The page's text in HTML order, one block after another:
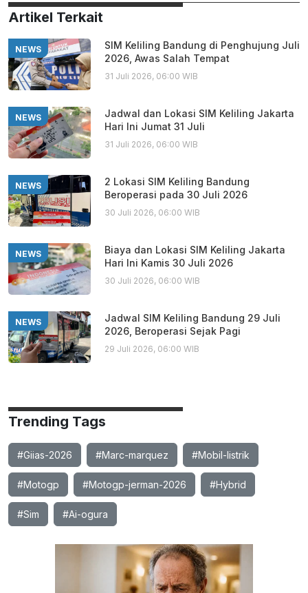
Artikel Terkait
NEWS
SIM Keliling Bandung di Penghujung Juli
2026, Awas Salah Tempat
31 Juli 2026, 06:00 WIB
NEWS
Jadwal dan Lokasi SIM Keliling Jakarta
Hari Ini Jumat 31 Juli
31 Juli 2026, 06:00 WIB
NEWS
2 Lokasi SIM Keliling Bandung
Beroperasi pada 30 Juli 2026
30 Juli 2026, 06:00 WIB
NEWS
Biaya dan Lokasi SIM Keliling Jakarta
Hari Ini Kamis 30 Juli 2026
30 Juli 2026, 06:00 WIB
NEWS
Jadwal SIM Keliling Bandung 29 Juli
2026, Beroperasi Sejak Pagi
29 Juli 2026, 06:00 WIB
Trending Tags
#Giias-2026 #Marc-marquez #Mobil-listrik
#Motogp #Motogp-jerman-2026 #Hybrid
#Sim #Ai-ogura